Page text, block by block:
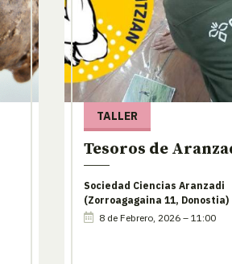
TALLER
Tesoros de
Sociedad Ciencias Aranzadi
(Zorroagagaina 11, Donostia)
8 de Febrero, 2026 – 11:00